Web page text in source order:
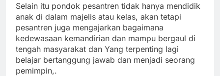
Selain itu pondok pesantren tidak hanya mendidik
anak di dalam majelis atau kelas, akan tetapi
pesantren juga mengajarkan bagaimana
kedewasaan kemandirian dan mampu bergaul di
tengah masyarakat dan Yang terpenting lagi
belajar bertanggung jawab dan menjadi seorang
pemimpin,.